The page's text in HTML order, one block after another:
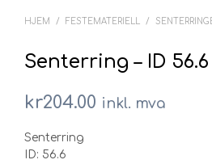
HJEM / FESTEMATERIELL /
Senterring – ID 56.6
kr204.00 inkl. mva
Senterring
ID: 56.6